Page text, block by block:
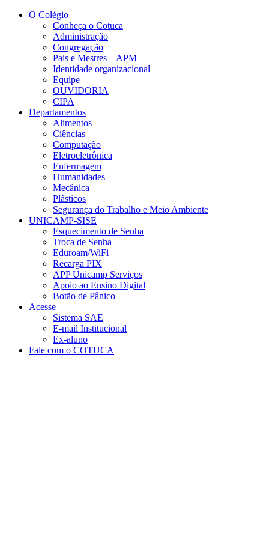
Conteúdo principal
O Colégio
Conheça o Cotuca
Administração
Congregação
Pais e Mestres – APM
Identidade organizacional
Equipe
OUVIDORIA
CIPA
Departamentos
Alimentos
Ciências
Computação
Eletroeletrônica
Enfermagem
Humanidades
Mecânica
Plásticos
Segurança do Trabalho e Meio Ambiente
UNICAMP-SISE
Esquecimento de Senha
Troca de Senha
Eduroam/WiFi
Recarga PIX
APP Unicamp Serviços
Apoio ao Ensino Digital
Botão de Pânico
Acesse
Sistema SAE
E-mail Institucional
Ex-aluno
Fale com o COTUCA